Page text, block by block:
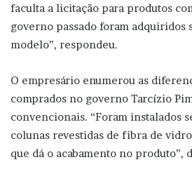
faculta a licitação para produtos
governo passado foram adquiridos
modelo”, respondeu.
O empresário enumerou as
comprados no governo Tarcízio
convencionais. “Foram instalados
colunas revestidas de fibra de
que dá o acabamento no produto”,